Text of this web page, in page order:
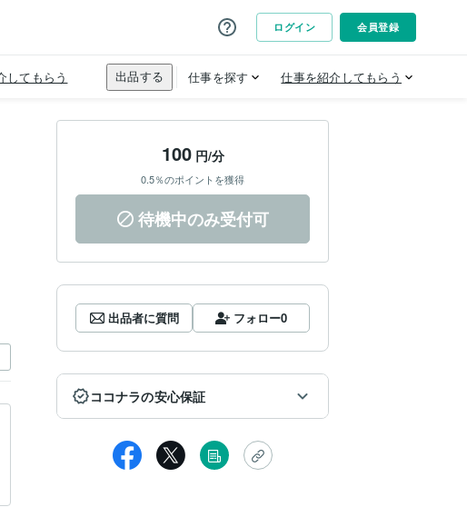
100円/分
0.5％のポイントを獲得
待機中のみ受付可
出品者に質問 フォロー0
ココナラの安心保証